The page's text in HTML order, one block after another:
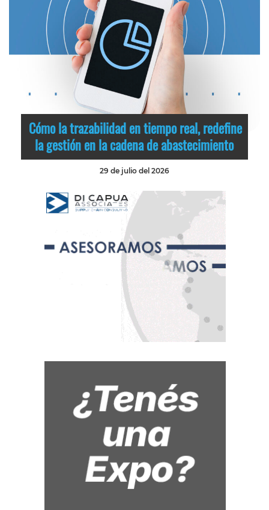
Cómo la trazabilidad en tiempo real, redefine
la gestión en la cadena de abastecimiento
29 de julio del 2026